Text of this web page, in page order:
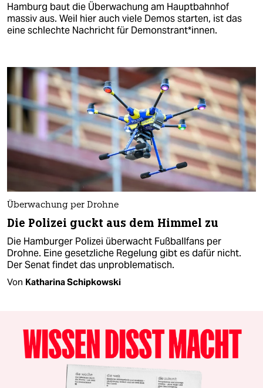
Hamburg baut die Überwachung am Hauptbahnhof
massiv aus. Weil hier auch viele Demos starten, ist das
eine schlechte Nachricht für Demonstrant*innen.
Überwachung per Drohne
Die Polizei guckt aus dem Himmel zu
Die Hamburger Polizei überwacht Fußballfans per
Drohne. Eine gesetzliche Regelung gibt es dafür nicht.
Der Senat findet das unproblematisch.
Von Katharina Schipkowski